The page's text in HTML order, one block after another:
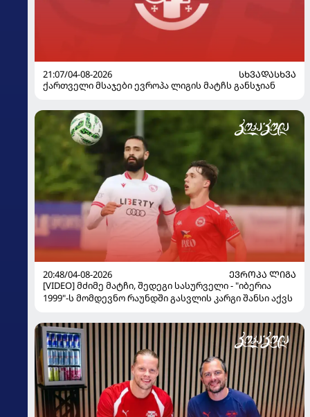
21:07/04-08-2026
ᲡᲮᲕᲐᲓᲐᲡᲮᲕᲐ
ქართველი მსაჯები ევროპა ლიგის მატჩს განსჯიან
20:48/04-08-2026
ᲔᲕᲠᲝᲞᲐ ᲚᲘᲒᲐ
[VIDEO] მძიმე მატჩი, შედეგი სასურველი - "იბერია
1999"-ს მომდევნო რაუნდში გასვლის კარგი შანსი აქვს